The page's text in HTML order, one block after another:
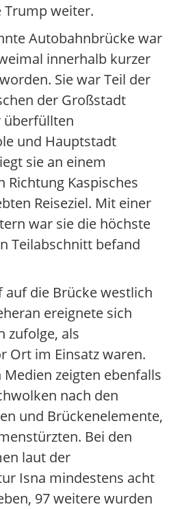
Trump weiter.
Autobahnbrücke war
innerhalb kurzer
Sie war Teil der
der Großstadt
überfüllten
und Hauptstadt
sie an einem
Richtung Kaspisches
Reiseziel. Mit einer
war sie die höchste
Teilabschnitt befand
auf die Brücke westlich
ereignete sich
zufolge, als
Ort im Einsatz waren.
zeigten ebenfalls
nach den
und Brückenelemente,
Bei den
laut der
Isna mindestens acht
97 weitere wurden